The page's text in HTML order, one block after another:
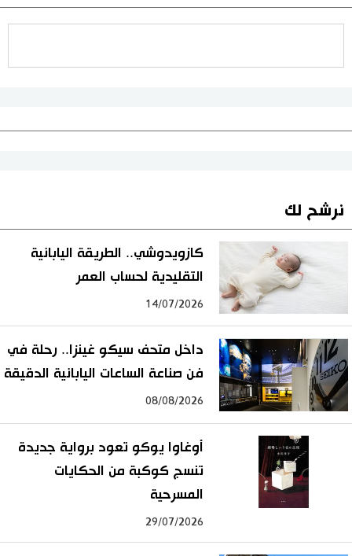
نرشح لك
كازويدوشي.. الطريقة اليابانية
التقليدية لحساب العمر
14/07/2026
داخل متحف سيكو غينزا.. رحلة في
فن صناعة الساعات اليابانية الدقيقة
08/08/2026
أوغاوا يوكو تعود برواية جديدة
تنسج كوكبة من الحكايات
المسرحية
29/07/2026